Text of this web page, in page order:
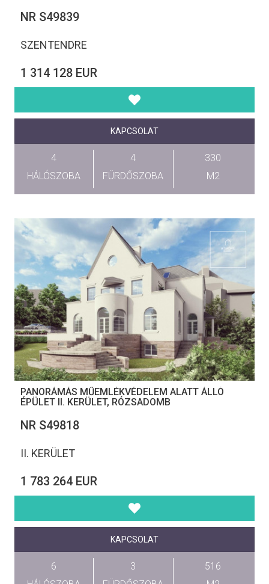
NR S49839
SZENTENDRE
1 314 128 EUR
KAPCSOLAT
4
HÁLÓSZOBA
4
FÜRDŐSZOBA
330
M2
PANORÁMÁS MŰEMLÉKVÉDELEM ALATT ÁLLÓ
ÉPÜLET II. KERÜLET, RÓZSADOMB
NR S49818
II. KERÜLET
1 783 264 EUR
KAPCSOLAT
6
3
516